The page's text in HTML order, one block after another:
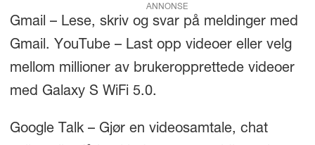
ANNONSE
Gmail – Lese, skriv og svar på meldinger med
Gmail. YouTube – Last opp videoer eller velg
mellom millioner av brukeropprettede videoer
med Galaxy S WiFi 5.0.
Google Talk – Gjør en videosamtale, chat